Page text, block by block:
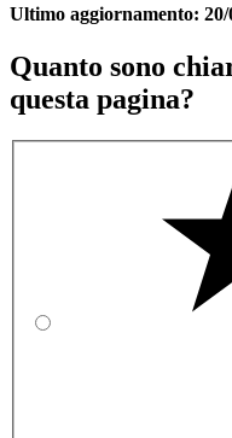
Ultimo aggiornamento: 20/
Quanto sono
questa pagina?